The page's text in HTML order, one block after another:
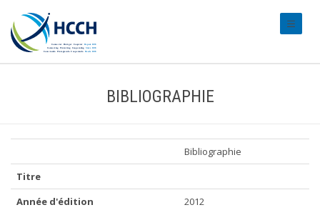
BIBLIOGRAPHIE
Bibliographie
Titre
Année d'édition
2012